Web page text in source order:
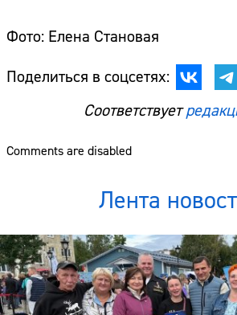
Фото: Елена Становая
Поделиться в соцсетях:
Соответствует
Comments are disabled
Лента